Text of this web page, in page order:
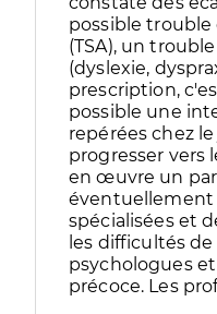
possible
(TSA), un
(dyslexie,
prescription,
possible une
repérées chez
progresser vers
en œuvre un
éventuellement
spécialisées et
les difficultés
psychologues
précoce. Les